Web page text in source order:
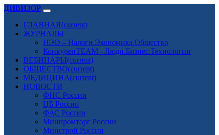
ДИВИЗОР
ГЛАВНАЯ(current)
ЖУРНАЛЫ
НЭО – Налоги.Экономика.Общество
КонкуренTEAM - Люди.Бизнес.Технологии
ВЕБИНАРЫ(current)
ОБЩЕСТВО(current)
МЕДИЦИНА(current)
НОВОСТИ
ФНС России
ЦБ России
ФАС России
Минпромторг России
Минстрой России